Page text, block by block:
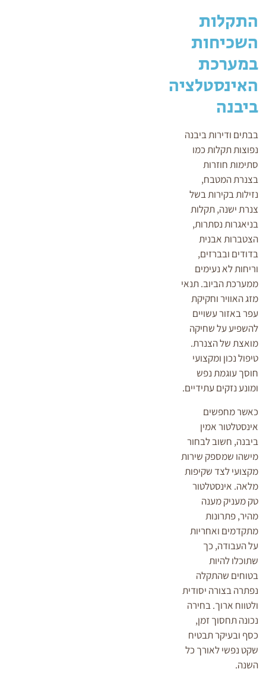
התקלות
השכיחות
במערכת
האינסטלציה
ביבנה
בבתים ודירות ביבנה
נפוצות תקלות כמו
סתימות חוזרות
בצנרת המטבח,
נזילות בקירות בשל
צנרת ישנה, תקלות
בניאגרות נסתרות,
הצטברות אבנית
בדודים ובברזים,
וריחות לא נעימים
ממערכת הביוב. תנאי
מזג האוויר וחקיקת
עפר באזור עשויים
להשפיע על שחיקה
מואצת של הצנרת.
טיפול נכון ומקצועי
חוסך עוגמת נפש
ומונע נזקים עתידיים.
כאשר מחפשים
אינסטלטור אמין
ביבנה, חשוב לבחור
מישהו שמספק שירות
מקצועי לצד שקיפות
מלאה. אינסטלטור
טק מעניק מענה
מהיר, פתרונות
מתקדמים ואחריות
על העבודה, כך
שתוכלו להיות
בטוחים שהתקלה
נפתרה בצורה יסודית
ולטווח ארוך. בחירה
נכונה תחסוך זמן,
כסף ובעיקר תבטיח
שקט נפשי לאורך כל
השנה.